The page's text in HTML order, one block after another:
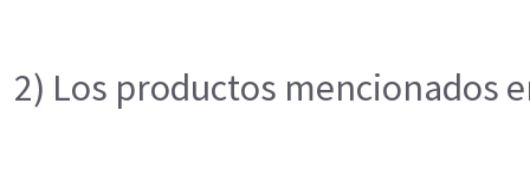
2) Los productos mencionados